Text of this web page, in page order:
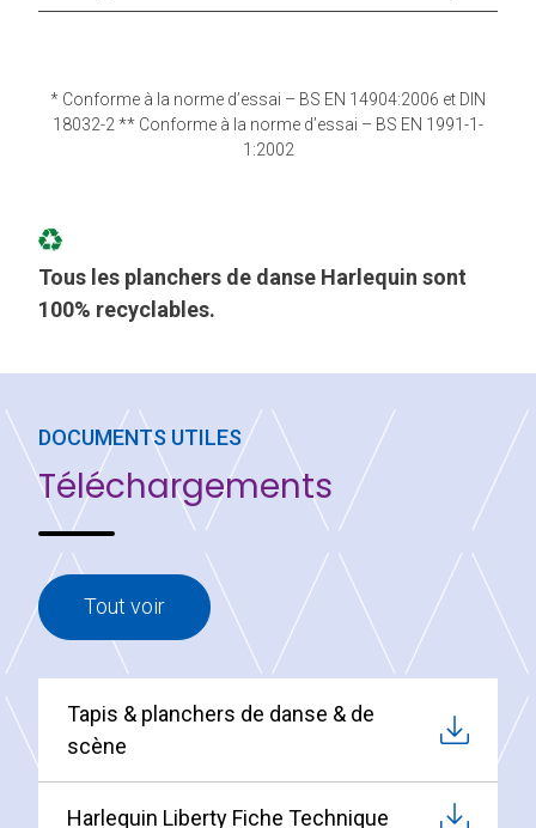
* Conforme à la norme d’essai – BS EN 14904:2006 et DIN
18032-2 ** Conforme à la norme d’essai – BS EN 1991-1-
1:2002
Tous les planchers de danse Harlequin sont
100% recyclables.
DOCUMENTS UTILES
Téléchargements
Tout voir
Tapis & planchers de danse & de
scène
Harlequin Liberty Fiche Technique